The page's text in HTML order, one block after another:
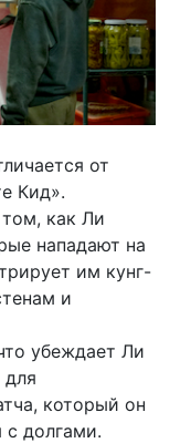
от
Кид».
как Ли
нападают на
им кунг-
и
убеждает Ли
для
который он
с долгами.